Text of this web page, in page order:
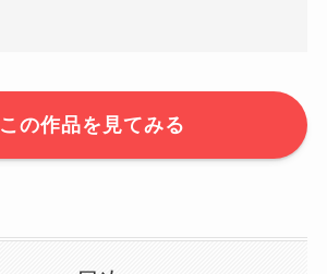
この作品を見てみる